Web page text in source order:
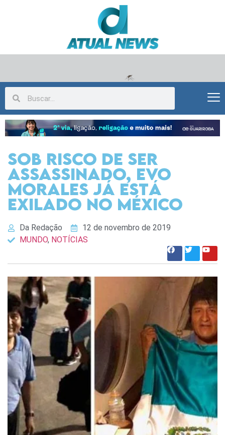
Sob risco de ser
assassinado, Evo
Morales já está
exilado no México
Da Redação
12 de novembro de 2019
MUNDO, NOTÍCIAS